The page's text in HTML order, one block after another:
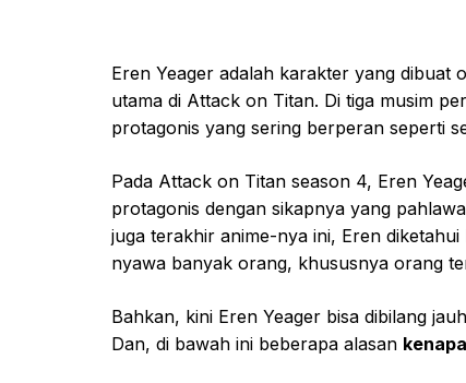
Eren Yeager adalah karakter yang dibuat
utama di Attack on Titan. Di tiga musim
protagonis yang sering berperan seperti
Pada Attack on Titan season 4, Eren
protagonis dengan sikapnya yang
juga terakhir anime-nya ini, Eren
nyawa banyak orang, khususnya orang
Bahkan, kini Eren Yeager bisa dibilang
Dan, di bawah ini beberapa alasan